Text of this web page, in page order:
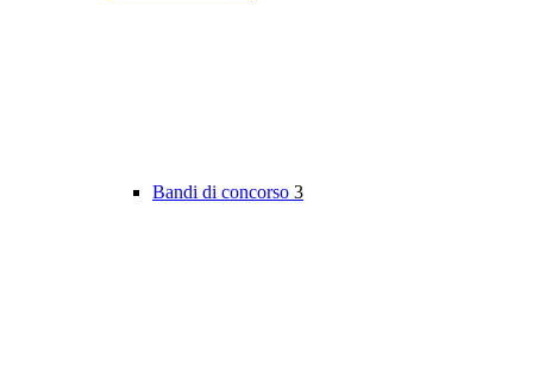
Bandi di concorso 3